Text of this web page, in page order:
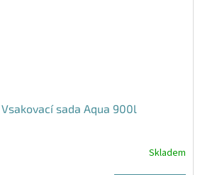
Vsakovací sada Aqua 900l
Skladem